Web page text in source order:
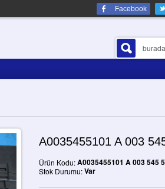
Facebook
A0035455101 A 003
Ürün Kodu:A0035455101 A 003 545
Stok Durumu:Var